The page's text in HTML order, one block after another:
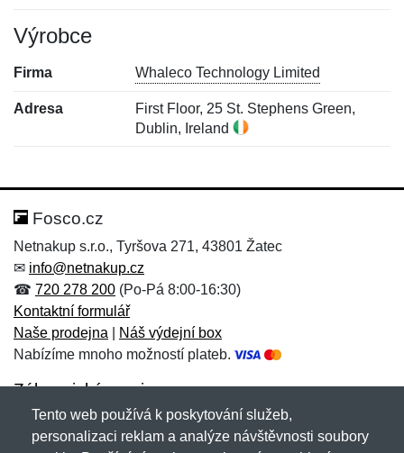
Výrobce
Firma Whaleco Technology Limited
Adresa
First Floor, 25 St. Stephens Green,
Dublin, Ireland
Hodnocení:
Jméno: *
Jméno:
E-mail:*
Fosco.cz
Netnakup s.r.o., Tyršova 271, 43801 Žatec
✉ info@netnakup.cz
☎ 720 278 200 (Po-Pá 8:00-16:30)
Kontaktní formulář
Naše prodejna
Náš výdejní box
Nabízíme mnoho možností plateb.
Zákaznický servis
Novinky emailem
Tento web používá k poskytování služeb,
personalizaci reklam a analýze návštěvnosti soubory